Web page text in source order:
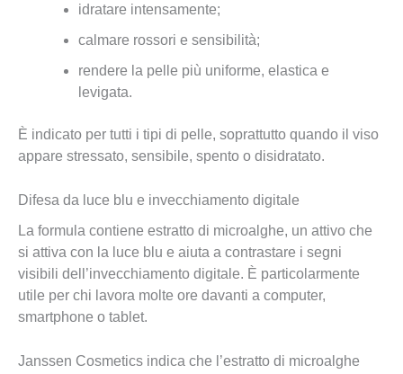
idratare intensamente;
calmare rossori e sensibilità;
rendere la pelle più uniforme, elastica e
levigata.
È indicato per tutti i tipi di pelle, soprattutto quando il viso
appare stressato, sensibile, spento o disidratato.
Difesa da luce blu e invecchiamento digitale
La formula contiene estratto di microalghe, un attivo che
si attiva con la luce blu e aiuta a contrastare i segni
visibili dell’invecchiamento digitale. È particolarmente
utile per chi lavora molte ore davanti a computer,
smartphone o tablet.
Janssen Cosmetics indica che l’estratto di microalghe